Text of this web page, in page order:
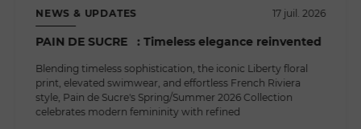
NEWS & UPDATES 17 juil. 2026
PAIN DE SUCRE : Timeless elegance reinvented
Blending timeless sophistication, the iconic Liberty floral
print, elevated swimwear, and effortless French Riviera
style, Pain de Sucre's Spring/Summer 2026 Collection
celebrates modern femininity with refined